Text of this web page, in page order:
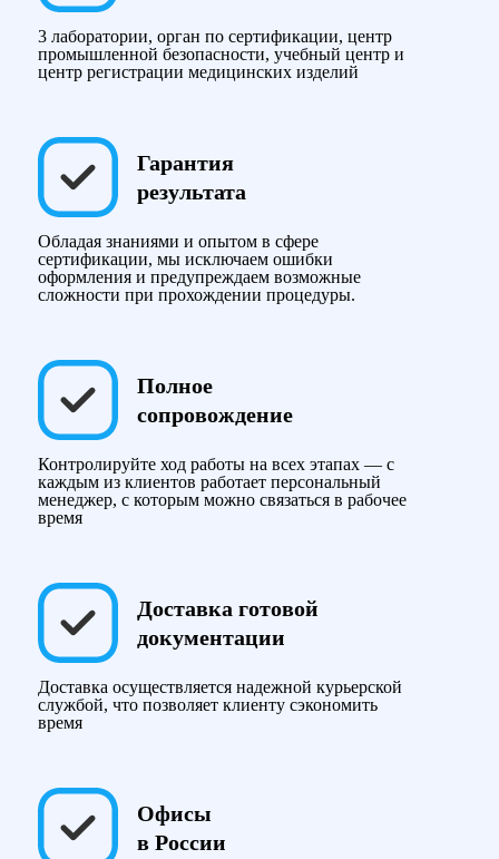
Гарантия
результата
Обладая знаниями и опытом в сфере
сертификации, мы исключаем ошибки
оформления и предупреждаем возможные
сложности при прохождении процедуры.
3 лаборатории, орган по сертификации, центр
промышленной безопасности, учебный центр и
центр регистрации медицинских изделий
Офисы
в России
Доставка готовой
документации
Доставка осуществляется надежной курьерской
службой, что позволяет клиенту сэкономить
время
Полное
сопровождение
Контролируйте ход работы на всех этапах — с
каждым из клиентов работает персональный
менеджер, с которым можно связаться в рабочее
время